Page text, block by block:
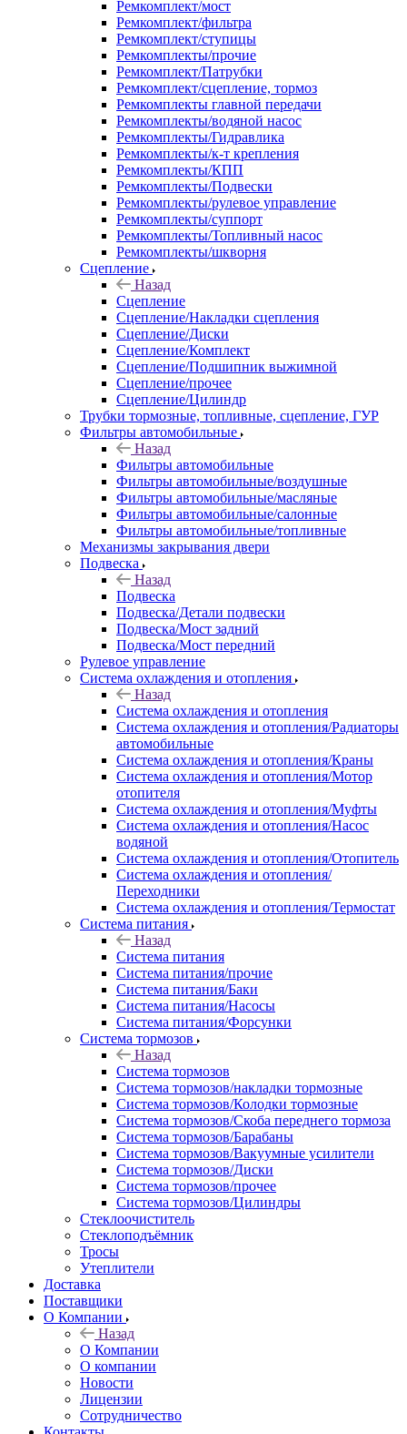
Ремкомплект/мост
Ремкомплект/фильтра
Ремкомплект/ступицы
Ремкомплекты/прочие
Ремкомплект/Патрубки
Ремкомплект/сцепление, тормоз
Ремкомплекты главной передачи
Ремкомплекты/водяной насос
Ремкомплекты/Гидравлика
Ремкомплекты/к-т крепления
Ремкомплекты/КПП
Ремкомплекты/Подвески
Ремкомплекты/рулевое управление
Ремкомплекты/суппорт
Ремкомплекты/Топливный насос
Ремкомплекты/шкворня
Сцепление
Назад
Сцепление
Сцепление/Накладки сцепления
Сцепление/Диски
Сцепление/Комплект
Сцепление/Подшипник выжимной
Сцепление/прочее
Сцепление/Цилиндр
Трубки тормозные, топливные, сцепление, ГУР
Фильтры автомобильные
Назад
Фильтры автомобильные
Фильтры автомобильные/воздушные
Фильтры автомобильные/масляные
Фильтры автомобильные/салонные
Фильтры автомобильные/топливные
Механизмы закрывания двери
Подвеска
Назад
Подвеска
Подвеска/Детали подвески
Подвеска/Мост задний
Подвеска/Мост передний
Рулевое управление
Система охлаждения и отопления
Назад
Система охлаждения и отопления
Система охлаждения и отопления/Радиаторы
автомобильные
Система охлаждения и отопления/Краны
Система охлаждения и отопления/Мотор
отопителя
Система охлаждения и отопления/Муфты
Система охлаждения и отопления/Насос
водяной
Система охлаждения и отопления/Отопитель
Система охлаждения и отопления/
Переходники
Система охлаждения и отопления/Термостат
Система питания
Назад
Система питания
Система питания/прочие
Система питания/Баки
Система питания/Насосы
Система питания/Форсунки
Система тормозов
Назад
Система тормозов
Система тормозов/накладки тормозные
Система тормозов/Колодки тормозные
Система тормозов/Скоба переднего тормоза
Система тормозов/Барабаны
Система тормозов/Вакуумные усилители
Система тормозов/Диски
Система тормозов/прочее
Система тормозов/Цилиндры
Стеклоочиститель
Стеклоподъёмник
Тросы
Утеплители
Доставка
Поставщики
О Компании
Назад
О Компании
О компании
Новости
Лицензии
Сотрудничество